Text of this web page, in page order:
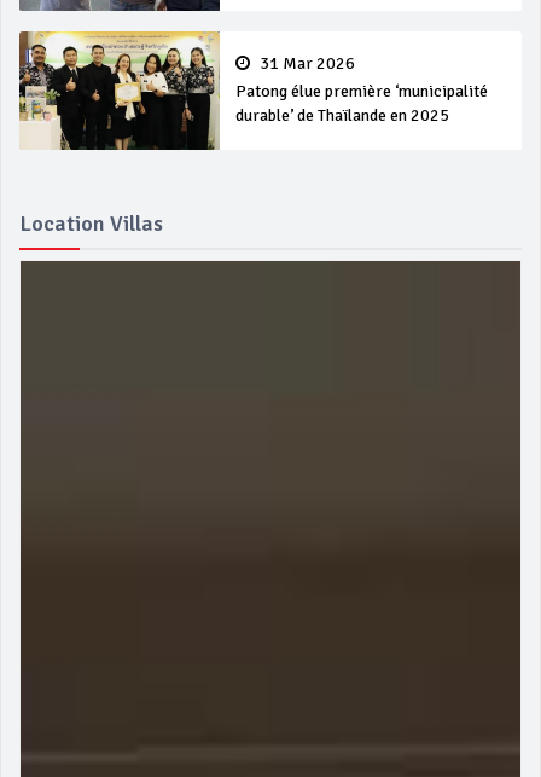
31 Mar 2026
Patong élue première ‘municipalité
durable’ de Thaïlande en 2025
Location Villas